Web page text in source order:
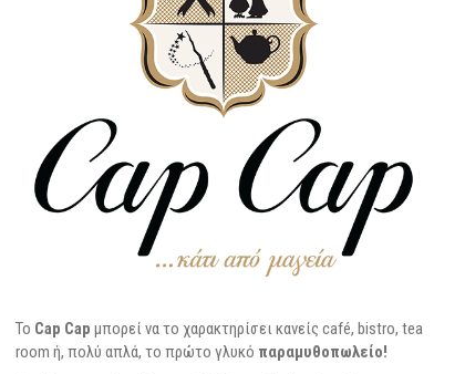
To Cap Cap μπορεί να το χαρακτηρίσει κανείς café, bistro, tea
room ή, πολύ απλά, το πρώτο γλυκό παραμυθοπωλείο!